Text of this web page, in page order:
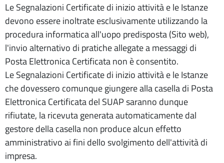
Le Segnalazioni Certificate di inizio attività e le Istanze
devono essere inoltrate esclusivamente utilizzando la
procedura informatica all'uopo predisposta (Sito web),
l'invio alternativo di pratiche allegate a messaggi di
Posta Elettronica Certificata non è consentito.
Le Segnalazioni Certificate di inizio attività e le Istanze
che dovessero comunque giungere alla casella di Posta
Elettronica Certificata del SUAP saranno dunque
rifiutate, la ricevuta generata automaticamente dal
gestore della casella non produce alcun effetto
amministrativo ai fini dello svolgimento dell'attività di
impresa.